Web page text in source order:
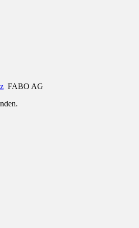
FABO AG